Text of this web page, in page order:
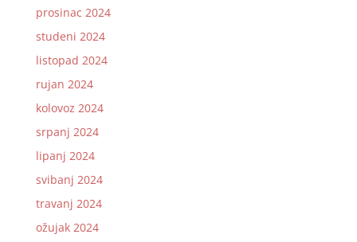
prosinac 2024
studeni 2024
listopad 2024
rujan 2024
kolovoz 2024
srpanj 2024
lipanj 2024
svibanj 2024
travanj 2024
ožujak 2024